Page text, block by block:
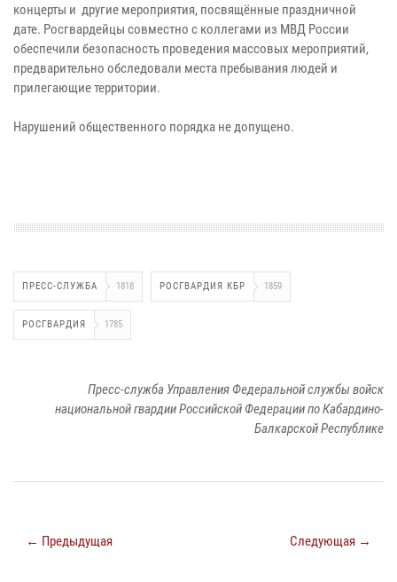
концерты и другие мероприятия, посвящённые праздничной
дате. Росгвардейцы совместно с коллегами из МВД России
обеспечили безопасность проведения массовых мероприятий,
предварительно обследовали места пребывания людей и
прилегающие территории.
Нарушений общественного порядка не допущено.
ПРЕСС-СЛУЖБА 1818 РОСГВАРДИЯ КБР 1859
РОСГВАРДИЯ 1785
Пресс-служба Управления Федеральной службы войск
национальной гвардии Российской Федерации по Кабардино-
Балкарской Республике
← Предыдущая Следующая →